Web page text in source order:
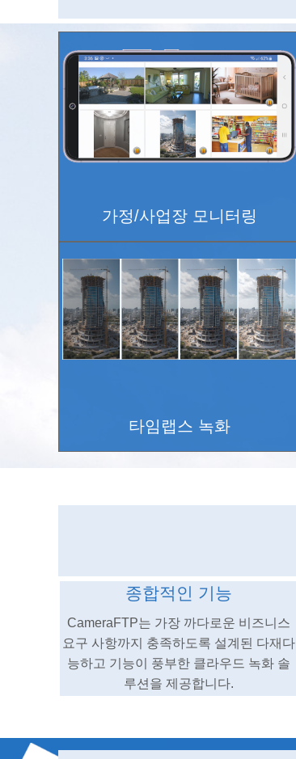
가정/사업장 모니터링
타임랩스 녹화
종합적인 기능
CameraFTP는 가장 까다로운 비즈니스
요구 사항까지 충족하도록 설계된 다재다
능하고 기능이 풍부한 클라우드 녹화 솔
루션을 제공합니다.